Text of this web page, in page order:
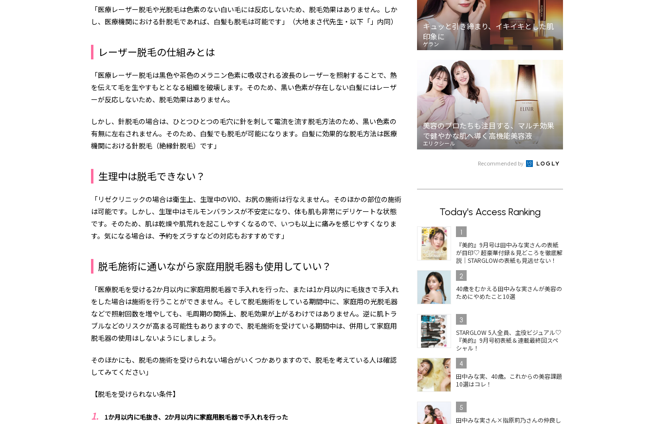
「医療レーザー脱毛や光脱毛は色素のない白い毛には反応しないため、脱毛効果はありません。しか
し、医療機関における針脱毛であれば、白髪も脱毛は可能です」（大地まさ代先生・以下「」内同）
レーザー脱毛の仕組みとは
「医療レーザー脱毛は黒色や茶色のメラニン色素に吸収される波長のレーザーを照射することで、熱
を伝えて毛を生やすもととなる組織を破壊します。そのため、黒い色素が存在しない白髪にはレーザ
ーが反応しないため、脱毛効果はありません。
しかし、針脱毛の場合は、ひとつひとつの毛穴に針を刺して電流を流す脱毛方法のため、黒い色素の
有無に左右されません。そのため、白髪でも脱毛が可能になります。白髪に効果的な脱毛方法は医療
機関における針脱毛（絶縁針脱毛）です」
生理中は脱毛できない？
「リゼクリニックの場合は衛生上、生理中のVIO、お尻の施術は行なえません。そのほかの部位の施術
は可能です。しかし、生理中はモルモンバランスが不安定になり、体も肌も非常にデリケートな状態
です。そのため、肌は乾燥や肌荒れを起こしやすくなるので、いつも以上に痛みを感じやすくなりま
す。気になる場合は、予約をズラすなどの対応もおすすめです」
脱毛施術に通いながら家庭用脱毛器も使用していい？
「医療脱毛を受ける2か月以内に家庭用脱毛器で手入れを行った、または1か月以内に毛抜きで手入れ
をした場合は施術を行うことができません。そして脱毛施術をしている期間中に、家庭用の光脱毛器
などで照射回数を増やしても、毛周期の関係上、脱毛効果が上がるわけではありません。逆に肌トラ
ブルなどのリスクが高まる可能性もありますので、脱毛施術を受けている期間中は、併用して家庭用
脱毛器の使用はしないようにしましょう。
そのほかにも、脱毛の施術を受けられない場合がいくつかありますので、脱毛を考えている人は確認
してみてください」
【脱毛を受けられない条件】
1か月以内に毛抜き、2か月以内に家庭用脱毛器で手入れを行った
キュッと引き締まり、イキイキとした肌
印象に
ゲラン
美容のプロたちも注目する、マルチ効果
で健やかな肌へ導く高機能美容液
エリクシール
Recommended by
Today's Access Ranking
1
『美的』9月号は田中みな実さんの表紙
が目印♡ 超豪華付録＆見どころを徹底解
説｜STARGLOWの表紙も見逃せない！
2
40歳をむかえる田中みな実さんが美容の
ためにやめたこと10選
3
STARGLOW 5人全員、主役ビジュアル♡
『美的』9月号初表紙＆連載最終回スペ
シャル！
4
田中みな実、40歳。これからの美容課題
10選はコレ！
5
田中みな実さん×指原莉乃さんの仲良し